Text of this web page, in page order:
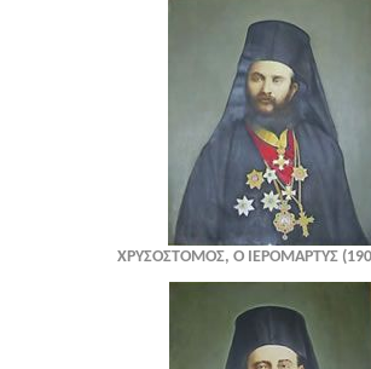
ΧΡΥΣΟΣΤΟΜΟΣ, Ο ΙΕΡΟΜΑΡΤΥΣ